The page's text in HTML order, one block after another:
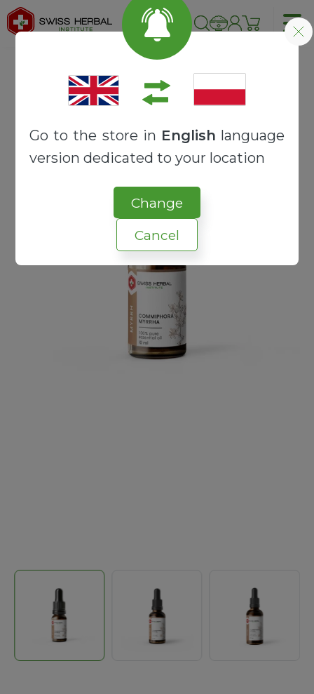
Go to the store in English language
version dedicated to your location
Change
Cancel
Strona główna OLEJKI TERAPEUTYCZNE
Mirra olejek eteryczny | Commiphora myrrha